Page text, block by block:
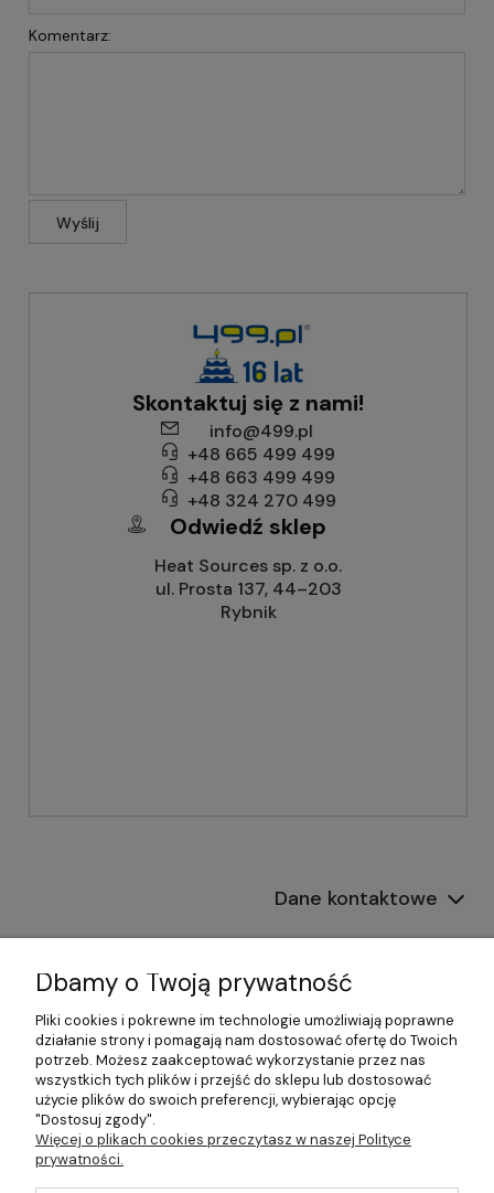
Komentarz:
Wyślij
Skontaktuj się z nami!
info@499.pl
+48 665 499 499
+48 663 499 499
+48 324 270 499
Odwiedź sklep
Heat Sources sp. z o.o.
ul. Prosta 137, 44–203
Rybnik
Dane kontaktowe
Informacje
Płatności i dostawa
Pomoc
Moje konto
Dbamy o Twoją prywatność
Pliki cookies i pokrewne im technologie umożliwiają poprawne
działanie strony i pomagają nam dostosować ofertę do Twoich
potrzeb. Możesz zaakceptować wykorzystanie przez nas
wszystkich tych plików i przejść do sklepu lub dostosować
użycie plików do swoich preferencji, wybierając opcję
"Dostosuj zgody".
Więcej o plikach cookies przeczytasz w naszej Polityce
prywatności.